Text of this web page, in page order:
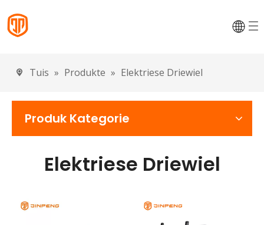
Tuis » Produkte » Elektriese Driewiel
Elektriese Driewiel
Produk Kategorie